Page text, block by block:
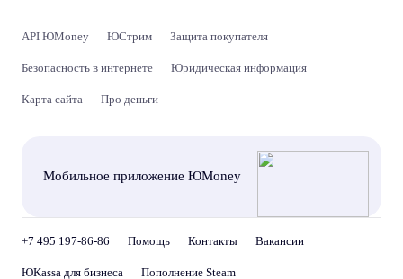
API ЮMoney ЮСтрим Защита покупателя
Безопасность в интернете Юридическая информация
Карта сайта Про деньги
Мобильное приложение ЮMoney
+7 495 197-86-86 Помощь Контакты Вакансии
ЮKassa для бизнеса Пополнение Steam